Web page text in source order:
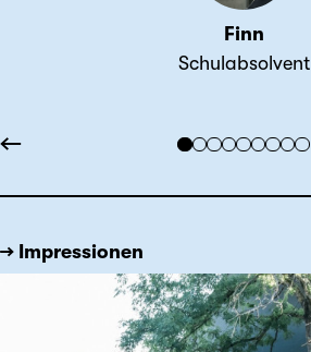
←
Finn
Schulabsolvent
→ Impressionen